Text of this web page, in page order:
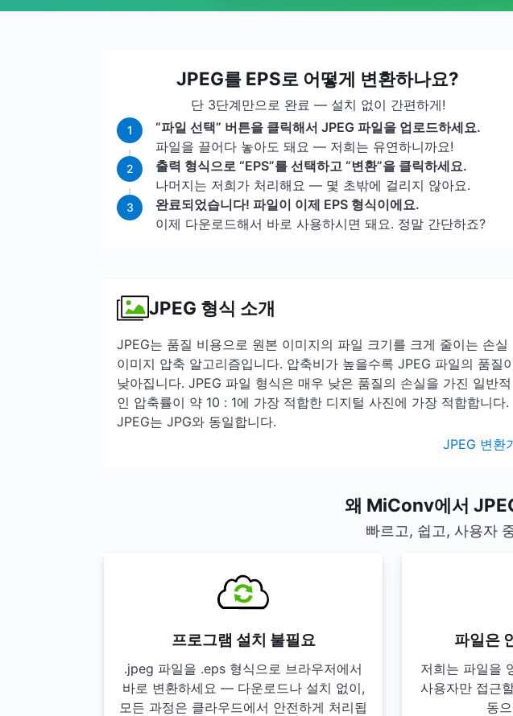
JPEG를 EPS로 어떻게 변환하나요?
단 3단계만으로 완료 — 설치 없이 간편하게!
1
“파일 선택” 버튼을 클릭해서 JPEG 파일을 업로드하세요.
파일을 끌어다 놓아도 돼요 — 저희는 유연하니까요!
2
출력 형식으로 “EPS”를 선택하고 “변환”을 클릭하세요.
나머지는 저희가 처리해요 — 몇 초밖에 걸리지 않아요.
3
완료되었습니다! 파일이 이제 EPS 형식이에요.
이제 다운로드해서 바로 사용하시면 돼요. 정말 간단하죠?
JPEG 형식 소개
JPEG는 품질 비용으로 원본 이미지의 파일 크기를 크게 줄이는 손실
이미지 압축 알고리즘입니다. 압축비가 높을수록 JPEG 파일의 품질
낮아집니다. JPEG 파일 형식은 매우 낮은 품질의 손실을 가진 일반적
인 압축률이 약 10 : 1에 가장 적합한 디지털 사진에 가장 적합합니다.
JPEG는 JPG와 동일합니다.
JPEG 변환
왜 MiConv에서
빠르고, 쉽고, 사용자
프로그램 설치 불필요
.jpeg 파일을 .eps 형식으로 브라우저에서
바로 변환하세요 — 다운로드나 설치 없이,
모든 과정은 클라우드에서 안전하게 처리됩
파일은
저희는 파일을
사용자만 접근
동